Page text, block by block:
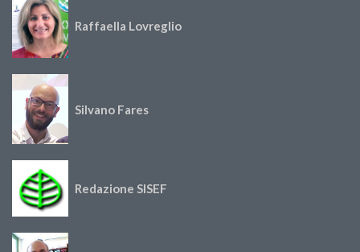
Raffaella Lovreglio
Silvano Fares
Redazione SISEF